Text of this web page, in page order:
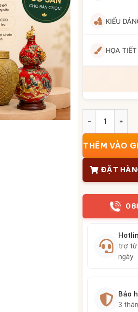
KIỂU
HỌA TIẾT
THÊM VÀO
ĐẶT
trợ từ
ngày
Bảo
3